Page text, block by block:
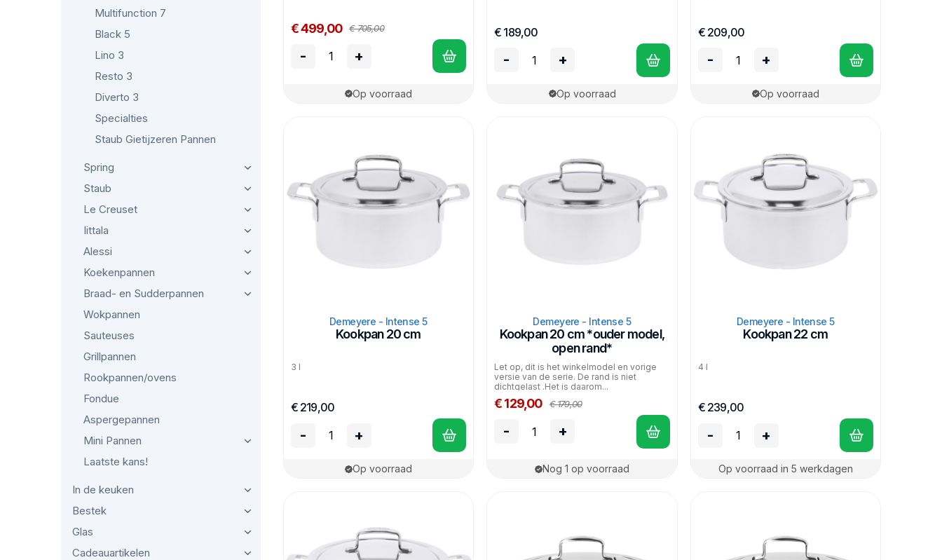
Multifunction 7
Black 5
Lino 3
Resto 3
Diverto 3
Specialties
Staub Gietijzeren Pannen
Spring
Staub
Le Creuset
Iittala
Alessi
Koekenpannen
Braad- en Sudderpannen
Wokpannen
Sauteuses
Grillpannen
Rookpannen/ovens
Fondue
Aspergepannen
Mini Pannen
Laatste kans!
In de keuken
Bestek
Glas
Cadeauartikelen
€ 499,00 € 705,00
- +
Op voorraad
€ 189,00
- +
Op voorraad
€ 209,00
- +
Op voorraad
Demeyere - Intense 5
Kookpan 20 cm
3 l
€ 219,00
- +
Op voorraad
Demeyere - Intense 5
Kookpan 20 cm *ouder model,
open rand*
Let op, dit is het winkelmodel en vorige
versie van de serie. De rand is niet
dichtgelast .Het is daarom...
€ 129,00 € 179,00
- +
Nog 1 op voorraad
Demeyere - Intense 5
Kookpan 22 cm
4 l
€ 239,00
- +
Op voorraad in 5 werkdagen